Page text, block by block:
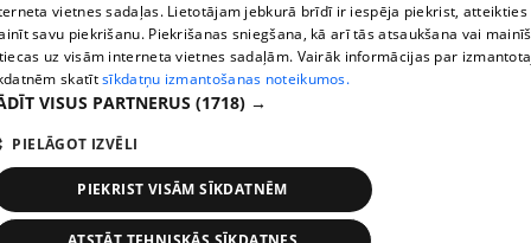
vietnes sadaļas. Lietotājam jebkurā brīdī ir iespēja piekrist, atteikties
savu piekrišanu. Piekrišanas sniegšana, kā arī tās atsaukšana vai
uz visām interneta vietnes sadaļām. Vairāk informācijas par
skatītsīkdatņu izmantošanas noteikumos.
VISUS PARTNERUS (1718) →
PIELĀGOT IZVĒLI
PIEKRIST VISĀM SĪKDATNĒM